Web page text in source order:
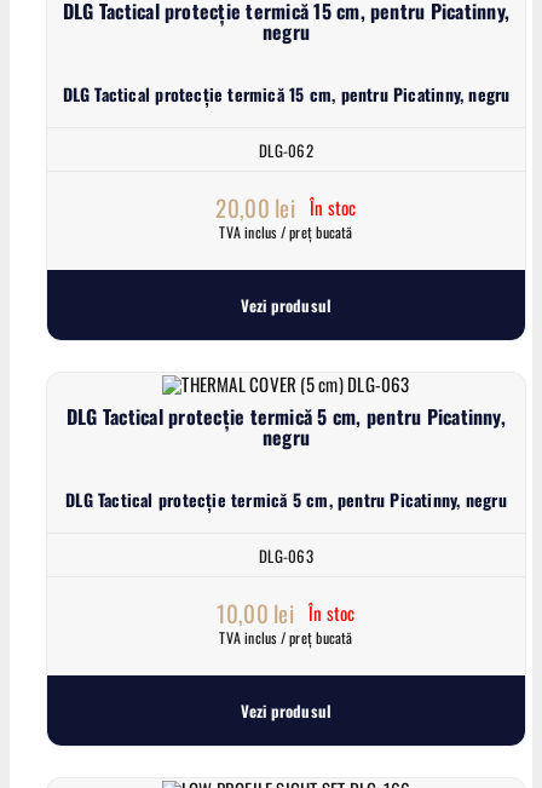
DLG Tactical protecție termică 15 cm, pentru Picatinny,
negru
DLG Tactical protecție termică 15 cm, pentru Picatinny, negru
DLG-062
20,00 lei În stoc
TVA inclus / preț bucată
Vezi produsul
DLG Tactical protecție termică 5 cm, pentru Picatinny,
negru
DLG Tactical protecție termică 5 cm, pentru Picatinny, negru
DLG-063
10,00 lei În stoc
TVA inclus / preț bucată
Vezi produsul